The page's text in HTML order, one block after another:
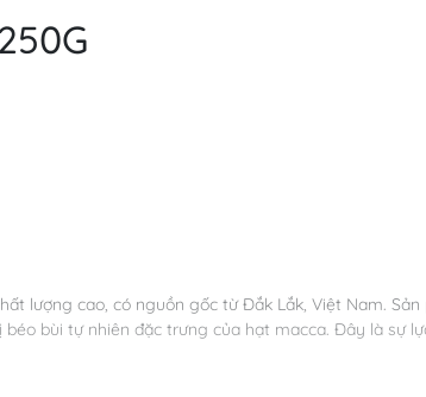
lượng cao, có nguồn gốc từ Đắk Lắk, Việt Nam.
bùi tự nhiên đặc trưng của hạt macca. Đây là sự